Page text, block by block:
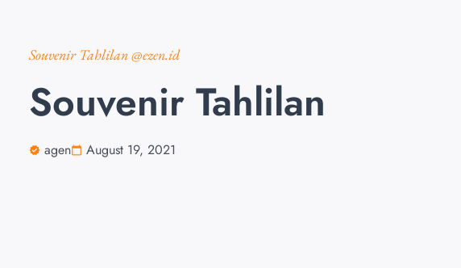
Souvenir Tahlilan @ezen.id
Souvenir Tahlilan
agen August 19, 2021